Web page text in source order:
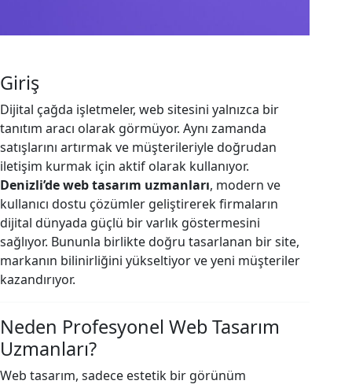
Giriş
Dijital çağda işletmeler, web sitesini yalnızca bir
tanıtım aracı olarak görmüyor. Aynı zamanda
satışlarını artırmak ve müşterileriyle doğrudan
iletişim kurmak için aktif olarak kullanıyor.
Denizli’de web tasarım uzmanları, modern ve
kullanıcı dostu çözümler geliştirerek firmaların
dijital dünyada güçlü bir varlık göstermesini
sağlıyor. Bununla birlikte doğru tasarlanan bir site,
markanın bilinirliğini yükseltiyor ve yeni müşteriler
kazandırıyor.
Neden Profesyonel Web Tasarım
Uzmanları?
Web tasarım, sadece estetik bir görünüm